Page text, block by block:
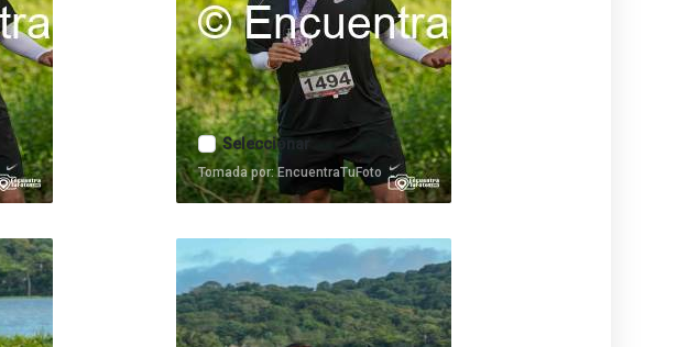
Seleccionar
Tomada por: EncuentraTuFoto